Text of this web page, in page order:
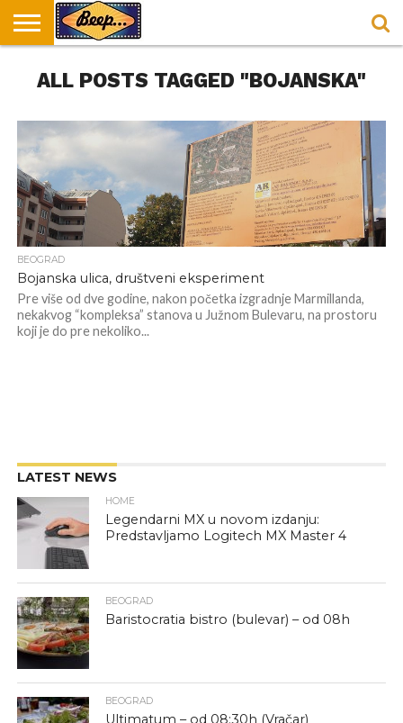
DORUČAK
U
SVAKODNEVICA
ENTERTAINMENT
LOKACIJE
ZA
HRANA I
RECEPTI
NEPUSACKI
LOKALI
ALL POSTS TAGGED "BOJANSKA"
BEOGRAD
Bojanska ulica, društveni eksperiment
Pre više od dve godine, nakon početka izgradnje Marmillanda,
nekakvog “kompleksa” stanova u Južnom Bulevaru, na prostoru
koji je do pre nekoliko...
LATEST NEWS
HOME
Legendarni MX u novom izdanju:
Predstavljamo Logitech MX Master 4
BEOGRAD
Baristocratia bistro (bulevar) – od 08h
BEOGRAD
Ultimatum – od 08:30h (Vračar)